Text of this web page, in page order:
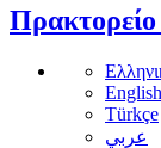
English
Türkçe
عربي